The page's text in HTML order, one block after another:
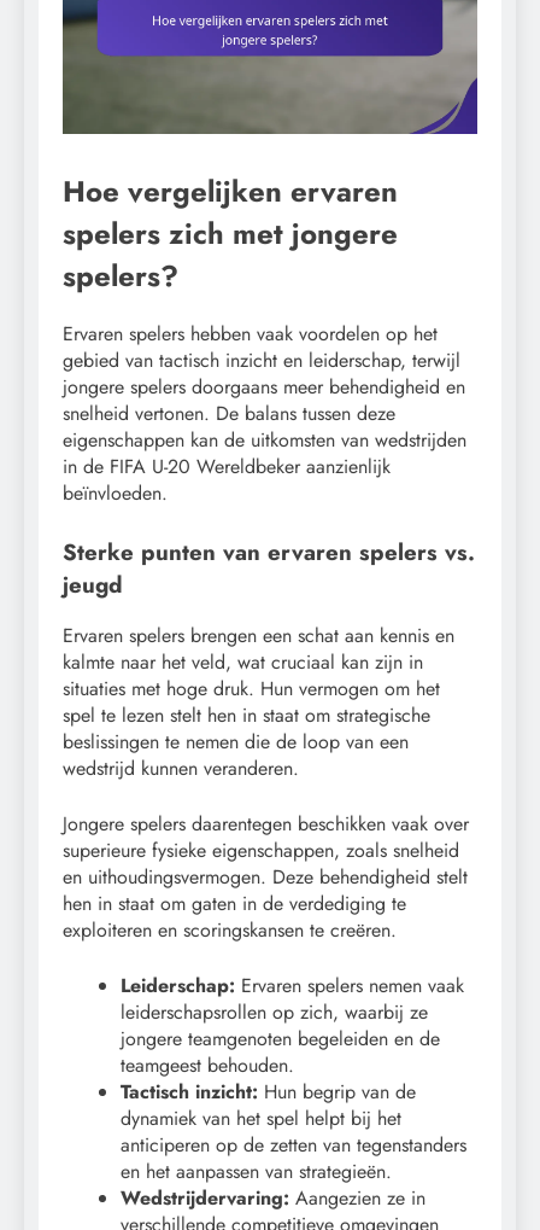
Hoe vergelijken ervaren
spelers zich met jongere
spelers?
Ervaren spelers hebben vaak voordelen op het
gebied van tactisch inzicht en leiderschap, terwijl
jongere spelers doorgaans meer behendigheid en
snelheid vertonen. De balans tussen deze
eigenschappen kan de uitkomsten van wedstrijden
in de FIFA U-20 Wereldbeker aanzienlijk
beïnvloeden.
Sterke punten van ervaren spelers vs.
jeugd
Ervaren spelers brengen een schat aan kennis en
kalmte naar het veld, wat cruciaal kan zijn in
situaties met hoge druk. Hun vermogen om het
spel te lezen stelt hen in staat om strategische
beslissingen te nemen die de loop van een
wedstrijd kunnen veranderen.
Jongere spelers daarentegen beschikken vaak over
superieure fysieke eigenschappen, zoals snelheid
en uithoudingsvermogen. Deze behendigheid stelt
hen in staat om gaten in de verdediging te
exploiteren en scoringskansen te creëren.
Leiderschap: Ervaren spelers nemen vaak
leiderschapsrollen op zich, waarbij ze
jongere teamgenoten begeleiden en de
teamgeest behouden.
Tactisch inzicht: Hun begrip van de
dynamiek van het spel helpt bij het
anticiperen op de zetten van tegenstanders
en het aanpassen van strategieën.
Wedstrijdervaring: Aangezien ze in